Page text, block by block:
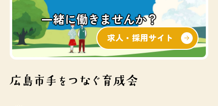
一緒に働きませんか？
求人・採用サイト